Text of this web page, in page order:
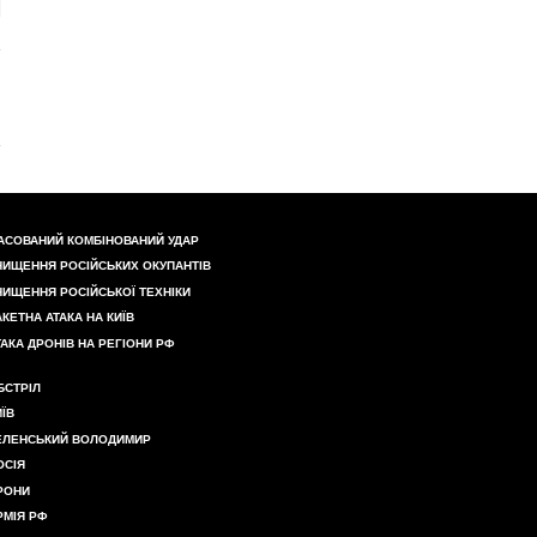
КОМБІНОВАНИЙ УДАР
РОСІЙСЬКИХ ОКУПАНТІВ
РОСІЙСЬКОЇ ТЕХНІКИ
АТАКА НА КИЇВ
ДРОНІВ НА РЕГІОНИ РФ
ВОЛОДИМИР
РФ